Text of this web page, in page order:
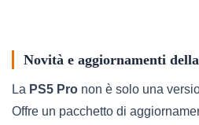
Novità e aggiornamenti
La PS5 Pro non è solo una
Offre un pacchetto di